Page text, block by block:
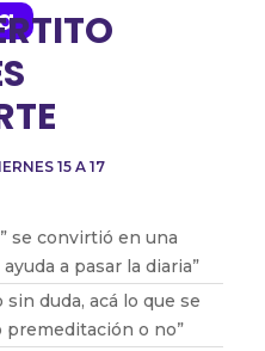
15 A 17
se convirtió en una
a pasar la diaria”
duda, acá lo que se
premeditación o no”